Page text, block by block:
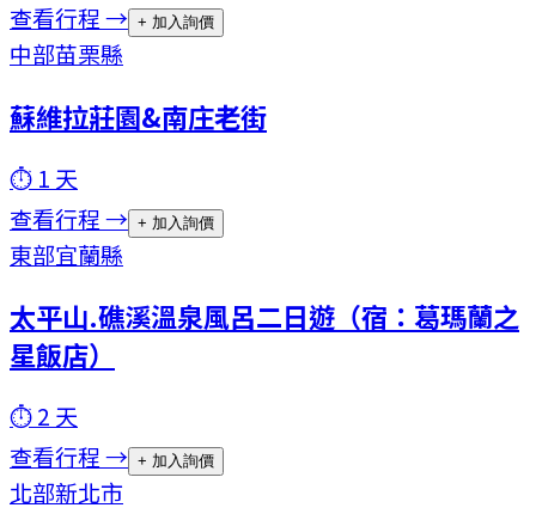
查看行程 → + 加入詢價
中部苗栗縣
蘇維拉莊園&南庄老街
⏱ 1 天
查看行程 → + 加入詢價
東部宜蘭縣
太平山.礁溪溫泉風呂二日遊（宿：葛瑪蘭之
星飯店）
⏱2 天
查看行程 → + 加入詢價
北部新北市